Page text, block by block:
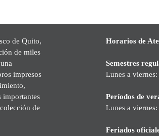
de Quito,
de miles
impresos
importantes
de
Horarios de
Semestres
Lunes a
Períodos de
Lunes a
Feriados